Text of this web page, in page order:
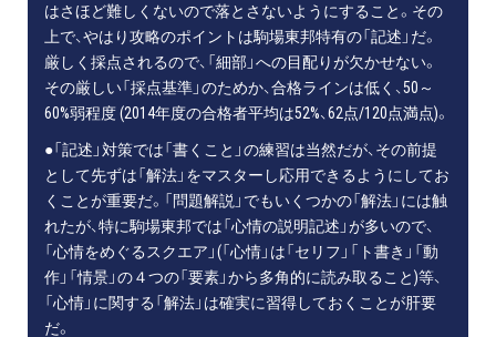
はさほど難しくないので落とさないようにすること。その
上で、やはり攻略のポイントは駒場東邦特有の「記述」だ。
厳しく採点されるので、「細部」への目配りが欠かせない。
その厳しい「採点基準」のためか、合格ラインは低く、50～
60%弱程度 (2014年度の合格者平均は52%、62点/120点満点)。
●「記述」対策では「書くこと」の練習は当然だが、その前提
として先ずは「解法」をマスターし応用できるようにしてお
くことが重要だ。「問題解説」でもいくつかの「解法」には触
れたが、特に駒場東邦では「心情の説明記述」が多いので、
「心情をめぐるスクエア」(「心情」は「セリフ」「ト書き」「動
作」「情景」の４つの「要素」から多角的に読み取ること)等、
「心情」に関する「解法」は確実に習得しておくことが肝要
だ。